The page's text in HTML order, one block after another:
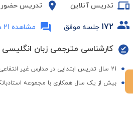
تدریس آنلاین تدریس
172 جلسه موفق مشاهده 21 دیدگاه
21 سال تدریس ابتدایی در مدارس غیر انتفاعی
بیش از یک سال همکاری با مجموعه